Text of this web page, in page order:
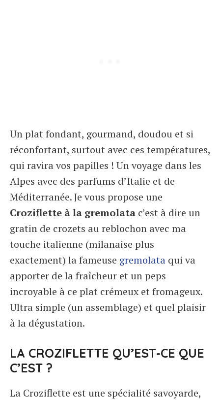
Un plat fondant, gourmand, doudou et si
réconfortant, surtout avec ces températures,
qui ravira vos papilles ! Un voyage dans les
Alpes avec des parfums d’Italie et de
Méditerranée. Je vous propose une
Croziflette à la gremolata c’est à dire un
gratin de crozets au reblochon avec ma
touche italienne (milanaise plus
exactement) la fameuse gremolata qui va
apporter de la fraîcheur et un peps
incroyable à ce plat crémeux et fromageux.
Ultra simple (un assemblage) et quel plaisir
à la dégustation.
LA CROZIFLETTE QU’EST-CE QUE
C’EST ?
La Croziflette est une spécialité savoyarde,